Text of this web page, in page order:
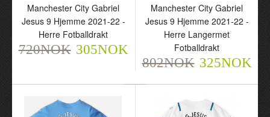
Arsenal G. Jesus 9 Borte
Manchester City Gabriel
Manchester City Gabriel
Jesus 9 Hjemme 2021-22 -
Herre Fotballdrakt
720NOK 305NOK
Manchester City Gabriel
Jesus 9 Hjemme 2021-22 -
Herre Langermet
Fotballdrakt
802NOK 325NOK